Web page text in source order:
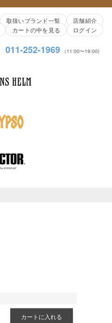
取扱いブランド一覧
店舗紹介
カートの中を見る ログイン
011-252-1969 （11:00〜19:00)
カートに入れる